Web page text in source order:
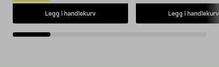
Legg i handlekurv Legg i handlekurv